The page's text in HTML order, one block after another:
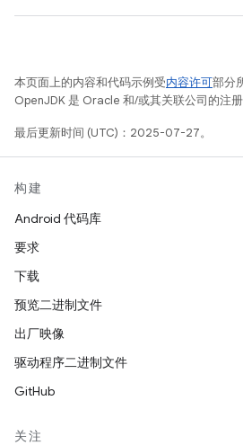
本页面上的内容和代码示例受内容许可部分
OpenJDK 是 Oracle 和/或其关联公司的注册
最后更新时间 (UTC)：2025-07-27。
构建
Android 代码库
要求
下载
预览二进制文件
出厂映像
驱动程序二进制文件
GitHub
关注